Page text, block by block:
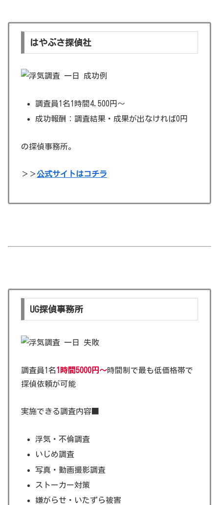
はやぶさ探偵社
調査員1名1時間4,500円～
成功報酬：調査結果・成果が出なければ0円
の探偵事務所。
＞＞公式サイトはコチラ
UG探偵事務所
調査員1名1時間5000円～時間制で最も低価格帯で
探偵依頼が可能
実施できる調査内容■
浮気・不倫調査
いじめ調査
写真・動画撮影調査
ストーカー対策
嫌がらせ・いたずら被害